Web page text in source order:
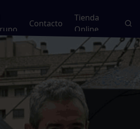
Contacto
Tienda
Online